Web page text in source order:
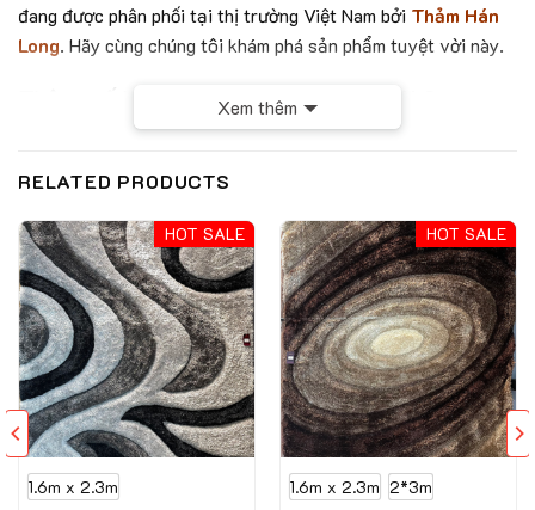
đang được phân phối tại thị trường Việt Nam bởi Thảm Hán
Long. Hãy cùng chúng tôi khám phá sản phẩm tuyệt vời này.
Thông số kỹ thuật của mẫu thảm SIVAS
-1200- 2414
Chiều cao sợi: 7mm
Trọng lượng: 2700g/m2
Sản xuất tại Iran
Xem thêm
RELATED PRODUCTS
HOT SALE
1.6m x 2.3m
HOT SALE
1.6m x 2.3m 2*3m